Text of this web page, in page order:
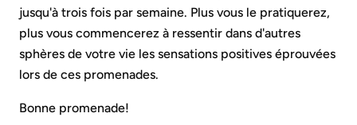
jusqu'à trois fois par semaine. Plus vous le pratiquerez,
plus vous commencerez à ressentir dans d'autres
sphères de votre vie les sensations positives éprouvées
lors de ces promenades.
Bonne promenade!